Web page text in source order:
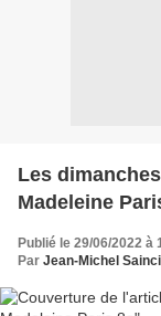
Les
Madeleine
Publié le 29/06/2022 à
Par Jean-Michel